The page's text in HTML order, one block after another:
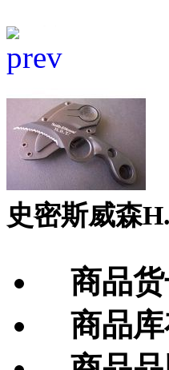
史密斯威森
商品货
商品库